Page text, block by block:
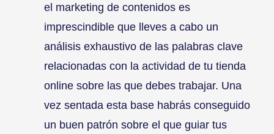
el marketing de contenidos es
imprescindible que lleves a cabo un
análisis exhaustivo de las palabras clave
relacionadas con la actividad de tu tienda
online sobre las que debes trabajar. Una
vez sentada esta base habrás conseguido
un buen patrón sobre el que guiar tus